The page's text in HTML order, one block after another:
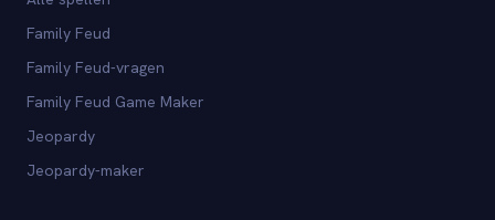
Family Feud
Family Feud-vragen
Family Feud Game Maker
Jeopardy
Jeopardy-maker